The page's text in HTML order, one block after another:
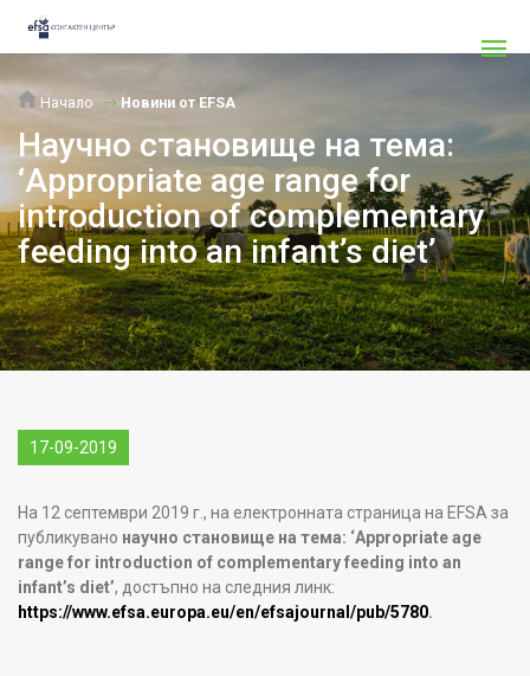
Начало Новини от EFSA
Научно становище на тема:
‘Appropriate age range for
introduction of complementary
feeding into an infant’s diet’
17-09-2019
На 12 септември 2019 г., на електронната страница на EFSA за
публикувано научно становище на тема: ‘Appropriate age
range for introduction of complementary feeding into an
infant’s diet’, достъпно на следния линк:
https://www.efsa.europa.eu/en/efsajournal/pub/5780.